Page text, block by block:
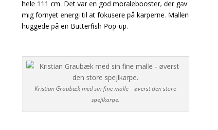
hele 111 cm. Det var en god moralebooster, der gav
mig fornyet energi til at fokusere på karperne. Mallen
huggede på en Butterfish Pop-up.
Kristian Graubæk med sin fine malle – øverst den store
spejlkarpe.